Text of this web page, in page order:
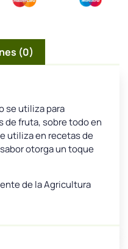
(0)
se utiliza para
de fruta, sobre todo en
utiliza en recetas de
otorga un toque
de la Agricultura